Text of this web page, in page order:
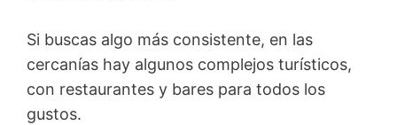
Si buscas algo más consistente, en las
cercanías hay algunos complejos turísticos,
con restaurantes y bares para todos los
gustos.